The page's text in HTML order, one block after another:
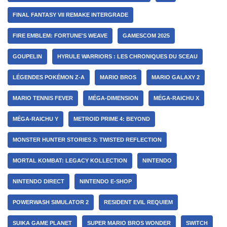
FINAL FANTASY VII REMAKE INTERGRADE
FIRE EMBLEM: FORTUNE'S WEAVE GAMESCOM 2025
GOUPELIN HYRULE WARRIORS : LES CHRONIQUES DU SCEAU
LÉGENDES POKÉMON Z-A MARIO BROS MARIO GALAXY 2
MARIO TENNIS FEVER MÉGA-DIMENSION MÉGA-RAICHU X
MÉGA-RAICHU Y METROID PRIME 4: BEYOND
MONSTER HUNTER STORIES 3: TWISTED REFLECTION
MORTAL KOMBAT: LEGACY KOLLECTION NINTENDO
NINTENDO DIRECT NINTENDO E-SHOP
POWERWASH SIMULATOR 2 RESIDENT EVIL REQUIEM
SUIKA GAME PLANET SUPER MARIO BROS WONDER SWITCH